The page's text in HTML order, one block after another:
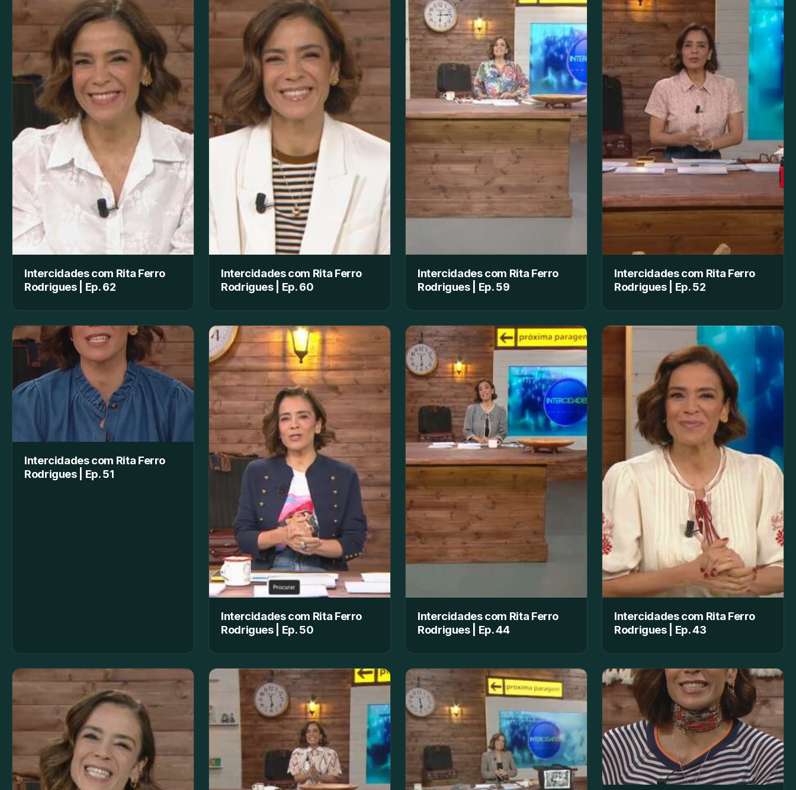
Intercidades com Rita Ferro
Rodrigues | Ep. 62
Intercidades com Rita Ferro
Rodrigues | Ep. 60
Intercidades com Rita Ferro
Rodrigues | Ep. 59
Intercidades com Rita Ferro
Rodrigues | Ep. 52
Intercidades com Rita Ferro
Rodrigues | Ep. 51
Intercidades com Rita Ferro
Rodrigues | Ep. 50
Intercidades com Rita Ferro
Rodrigues | Ep. 44
Intercidades com Rita Ferro
Rodrigues | Ep. 43